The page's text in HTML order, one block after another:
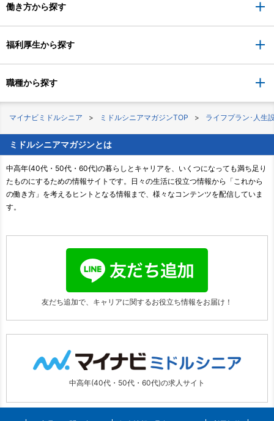
働き方から探す
福利厚生から探す
職種から探す
マイナビミドルシニア ミドルシニアマガジンTOP ライフプラン･人生
ミドルシニアマガジンとは
中高年(40代・50代・60代)の暮らしとキャリアを、いくつになっても満ち足り
たものにするための情報サイトです。日々の生活に役立つ情報から「これから
の働き方」を考えるヒントとなる情報まで、様々なコンテンツを配信していま
す。
友だち追加で、キャリアに関するお役立ち情報をお届け！
中高年(40代・50代・60代)の求人サイト